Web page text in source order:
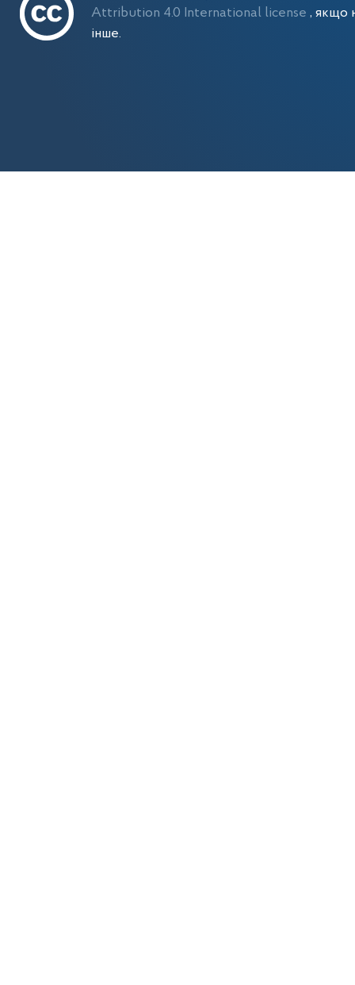
Attribution 4.0 International license , якщо
інше.